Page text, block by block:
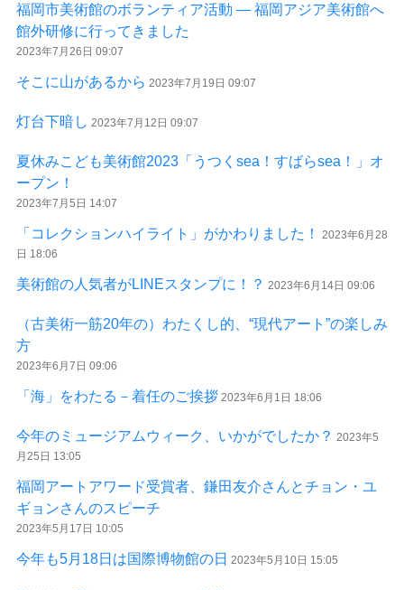
福岡市美術館のボランティア活動 ― 福岡アジア美術館へ
館外研修に行ってきました
2023年7月26日 09:07
そこに山があるから 2023年7月19日 09:07
灯台下暗し 2023年7月12日 09:07
夏休みこども美術館2023「うつくsea！すばらsea！」オ
ープン！
2023年7月5日 14:07
「コレクションハイライト」がかわりました！
2023年6月28
日 18:06
美術館の人気者がLINEスタンプに！？ 2023年6月14日 09:06
（古美術一筋20年の）わたくし的、“現代アート”の楽しみ
方
2023年6月7日 09:06
「海」をわたる－着任のご挨拶 2023年6月1日 18:06
今年のミュージアムウィーク、いかがでしたか？ 2023年5
月25日 13:05
福岡アートアワード受賞者、鎌田友介さんとチョン・ユ
ギョンさんのスピーチ
2023年5月17日 10:05
今年も5月18日は国際博物館の日 2023年5月10日 15:05